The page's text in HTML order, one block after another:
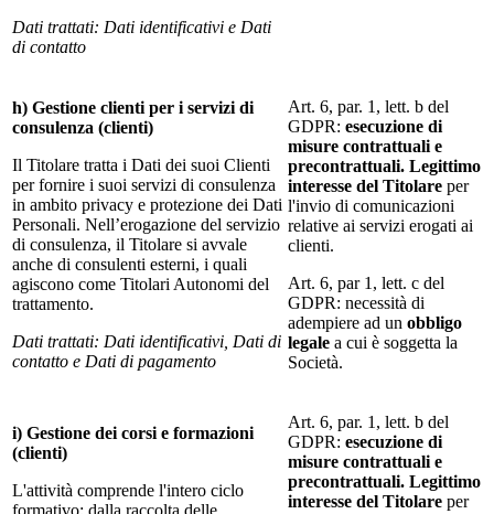
Dati trattati: Dati identificativi e Dati
di contatto
h) Gestione clienti per i servizi di
consulenza (clienti)
Il Titolare tratta i Dati dei suoi Clienti
per fornire i suoi servizi di consulenza
in ambito privacy e protezione dei Dati
Personali. Nell’erogazione del servizio
di consulenza, il Titolare si avvale
anche di consulenti esterni, i quali
agiscono come Titolari Autonomi del
trattamento.
Dati trattati: Dati identificativi, Dati di
contatto e Dati di pagamento
Art. 6, par. 1, lett. b del
GDPR: esecuzione di
misure contrattuali e
precontrattuali. Legittimo
interesse del Titolare per
l'invio di comunicazioni
relative ai servizi erogati ai
clienti.
Art. 6, par 1, lett. c del
GDPR: necessità di
adempiere ad un obbligo
legale a cui è soggetta la
Società.
i) Gestione dei corsi e formazioni
(clienti)
L'attività comprende l'intero ciclo
formativo: dalla raccolta delle
Art. 6, par. 1, lett. b del
GDPR: esecuzione di
misure contrattuali e
precontrattuali. Legittimo
interesse del Titolare per